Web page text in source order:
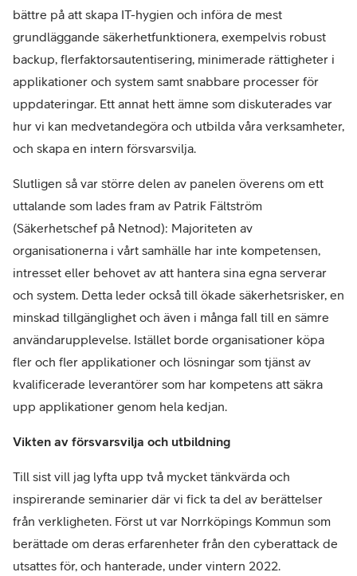
bättre på att skapa IT-hygien och införa de mest
grundläggande säkerhetfunktionera, exempelvis robust
backup, flerfaktorsautentisering, minimerade rättigheter i
applikationer och system samt snabbare processer för
uppdateringar. Ett annat hett ämne som diskuterades var
hur vi kan medvetandegöra och utbilda våra verksamheter,
och skapa en intern försvarsvilja.
Slutligen så var större delen av panelen överens om ett
uttalande som lades fram av Patrik Fältström
(Säkerhetschef på Netnod): Majoriteten av
organisationerna i vårt samhälle har inte kompetensen,
intresset eller behovet av att hantera sina egna serverar
och system. Detta leder också till ökade säkerhetsrisker, en
minskad tillgänglighet och även i många fall till en sämre
användarupplevelse. Istället borde organisationer köpa
fler och fler applikationer och lösningar som tjänst av
kvalificerade leverantörer som har kompetens att säkra
upp applikationer genom hela kedjan.
Vikten av försvarsvilja och utbildning
Till sist vill jag lyfta upp två mycket tänkvärda och
inspirerande seminarier där vi fick ta del av berättelser
från verkligheten. Först ut var Norrköpings Kommun som
berättade om deras erfarenheter från den cyberattack de
utsattes för, och hanterade, under vintern 2022.